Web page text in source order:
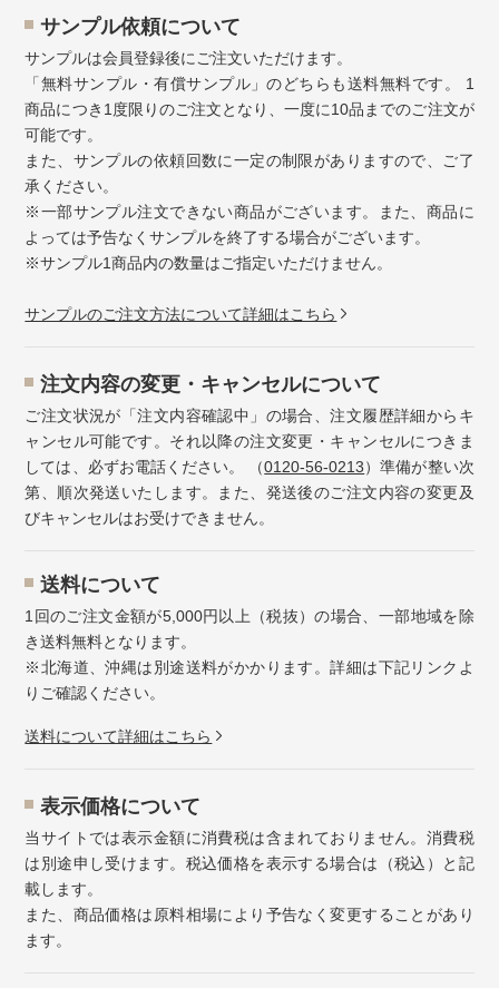
サンプル依頼について
サンプルは会員登録後にご注文いただけます。
「無料サンプル・有償サンプル」のどちらも送料無料です。 1
商品につき1度限りのご注文となり、一度に10品までのご注文が
可能です。
また、サンプルの依頼回数に一定の制限がありますので、ご了
承ください。
※一部サンプル注文できない商品がございます。また、商品に
よっては予告なくサンプルを終了する場合がございます。
※サンプル1商品内の数量はご指定いただけません。
サンプルのご注文方法について詳細はこちら
注⽂内容の変更・キャンセルについて
ご注文状況が「注文内容確認中」の場合、注文履歴詳細からキ
ャンセル可能です。それ以降の注文変更・キャンセルにつきま
しては、必ずお電話ください。 （0120-56-0213）準備が整い次
第、順次発送いたします。また、発送後のご注文内容の変更及
びキャンセルはお受けできません。
送料について
1回のご注文金額が5,000円以上（税抜）の場合、一部地域を除
き送料無料となります。
※北海道、沖縄は別途送料がかかります。詳細は下記リンクよ
りご確認ください。
送料について詳細はこちら
表示価格について
当サイトでは表示金額に消費税は含まれておりません。消費税
は別途申し受けます。税込価格を表示する場合は（税込）と記
載します。
また、商品価格は原料相場により予告なく変更することがあり
ます。